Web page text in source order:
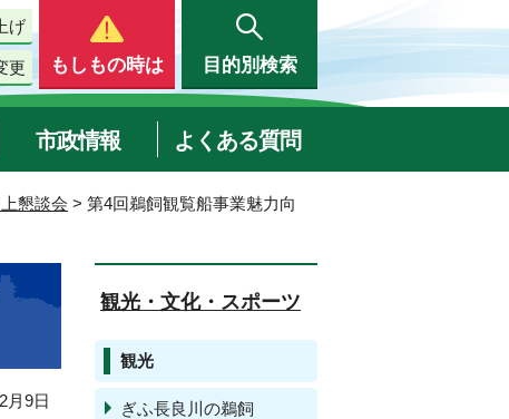
げ
更 もしもの時は 目的別検索
市政情報 よくある質問
懇談会 > 第4回鵜飼観覧船事業魅力向
9日
観光・文化・スポーツ
観光
ぎふ長良川の鵜飼